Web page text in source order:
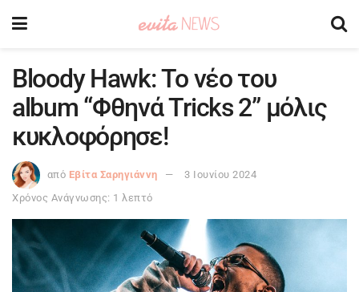
Bloody Hawk: Το νέο του
album “Φθηνά Tricks 2” μόλις
κυκλοφόρησε!
από Εβίτα Σαρηγιάννη
3 Ιουνίου 2024
Χρόνος Ανάγνωσης: 1 λεπτό